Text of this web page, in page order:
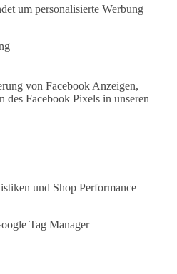
um personalisierte Werbung
von Facebook Anzeigen,
des Facebook Pixels in unseren
und Shop Performance
Tag Manager